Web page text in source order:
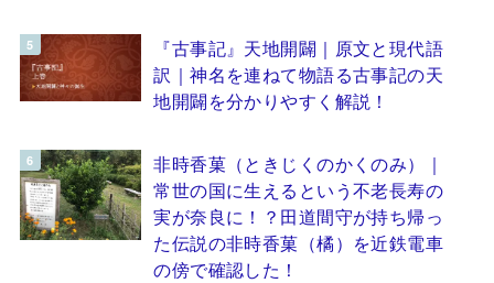
『古事記』天地開闢｜原文と現代語
訳｜神名を連ねて物語る古事記の天
地開闢を分かりやすく解説！
非時香菓（ときじくのかくのみ）｜
常世の国に生えるという不老長寿の
実が奈良に！？田道間守が持ち帰っ
た伝説の非時香菓（橘）を近鉄電車
の傍で確認した！